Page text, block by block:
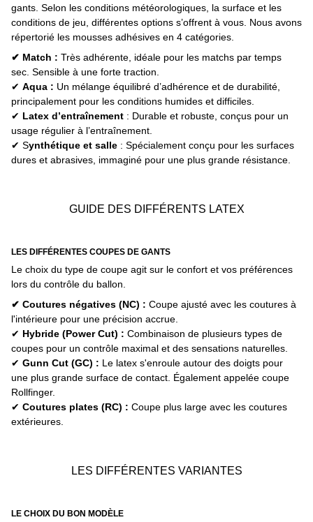
gants. Selon les conditions météorologiques, la surface et les
conditions de jeu, différentes options s’offrent à vous. Nous avons
répertorié les mousses adhésives en 4 catégories.
✔ Match : Très adhérente, idéale pour les matchs par temps
sec. Sensible à une forte traction.
✔ Aqua : Un mélange équilibré d’adhérence et de durabilité,
principalement pour les conditions humides et difficiles.
✔ Latex d’entraînement : Durable et robuste, conçus pour un
usage régulier à l’entraînement.
✔ Synthétique et salle : Spécialement conçu pour les surfaces
dures et abrasives, immaginé pour une plus grande résistance.
GUIDE DES DIFFÉRENTS LATEX
LES DIFFÉRENTES COUPES DE GANTS
Le choix du type de coupe agit sur le confort et vos préférences
lors du contrôle du ballon.
✔ Coutures négatives (NC) : Coupe ajusté avec les coutures à
l'intérieure pour une précision accrue.
✔ Hybride (Power Cut) : Combinaison de plusieurs types de
coupes pour un contrôle maximal et des sensations naturelles.
✔ Gunn Cut (GC) : Le latex s'enroule autour des doigts pour
une plus grande surface de contact. Également appelée coupe
Rollfinger.
✔ Coutures plates (RC) : Coupe plus large avec les coutures
extérieures.
LES DIFFÉRENTES VARIANTES
LE CHOIX DU BON MODÈLE